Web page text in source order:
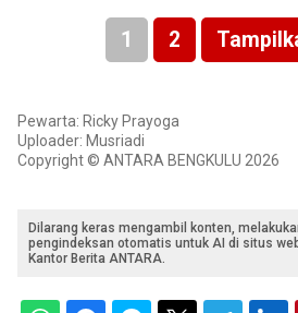
1 2
Pewarta: Ricky Prayoga
Uploader: Musriadi
Copyright © ANTARA BENGKULU 2026
Dilarang keras mengambil konten,
pengindeksan otomatis untuk AI di situs
Kantor Berita ANTARA.